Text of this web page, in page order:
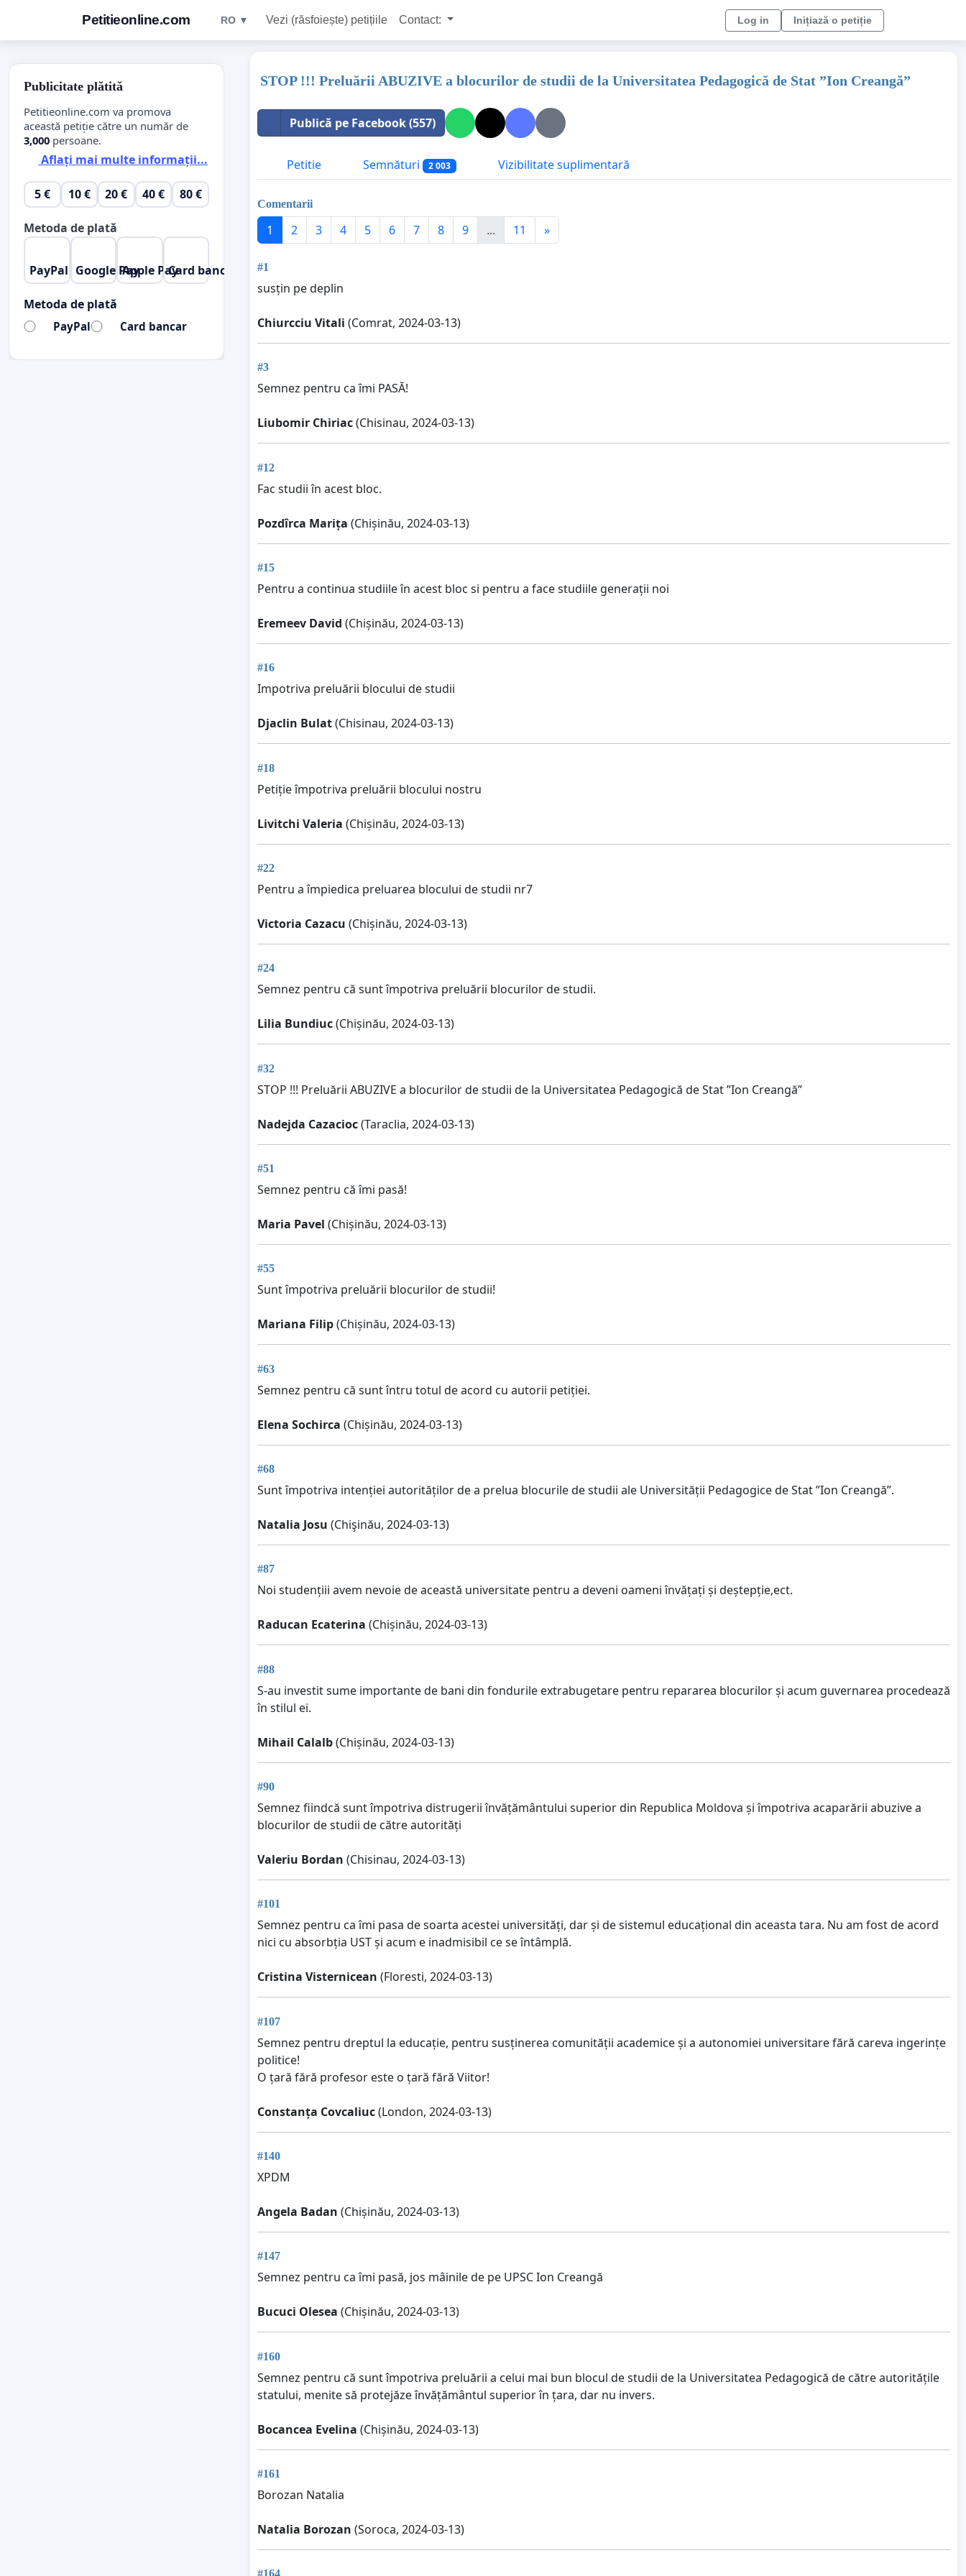
Petitieonline.com RO ▼ Vezi (răsfoiește) petițiile Contact: Log in Inițiază o petiție
STOP !!! Preluării ABUZIVE a blocurilor de studii de la Universitatea Pedagogică de Stat ”Ion Creangă”
Publică pe Facebook (557)
Petitie Semnături 2 003 Vizibilitate suplimentară
Comentarii
1 2 3 4 5 6 7 8 9 ... 11 »
#1
susțin pe deplin
Chiurcciu Vitali (Comrat, 2024-03-13)
#3
Semnez pentru ca îmi PASĂ!
Liubomir Chiriac(Chisinau, 2024-03-13)
#12
Fac studii în acest bloc.
Pozdîrca Marița (Chișinău, 2024-03-13)
#15
Pentru a continua studiile în acest bloc si pentru a face studiile generații noi
Eremeev David (Chișinău, 2024-03-13)
#16
Impotriva preluării blocului de studii
Djaclin Bulat(Chisinau, 2024-03-13)
#18
Petiție împotriva preluării blocului nostru
Livitchi Valeria (Chișinău, 2024-03-13)
#22
Pentru a împiedica preluarea blocului de studii nr7
Victoria Cazacu (Chișinău, 2024-03-13)
#24
Semnez pentru că sunt împotriva preluării blocurilor de studii.
Lilia Bundiuc(Chișinău, 2024-03-13)
#32
STOP !!! Preluării ABUZIVE a blocurilor de studii de la Universitatea Pedagogică de Stat ”Ion Creangă”
Nadejda Cazacioc(Taraclia, 2024-03-13)
#51
Semnez pentru că îmi pasă!
Maria Pavel (Chișinău, 2024-03-13)
#55
Sunt împotriva preluării blocurilor de studii!
Mariana Filip(Chișinău, 2024-03-13)
#63
Semnez pentru că sunt întru totul de acord cu autorii petiției.
Elena Sochirca (Chișinău, 2024-03-13)
#68
Sunt împotriva intenției autorităților de a prelua blocurile de studii ale Universității Pedagogice de Stat ”Ion Creangă”.
Natalia Josu (Chişinău, 2024-03-13)
#87
Noi studențiii avem nevoie de această universitate pentru a deveni oameni învățați și deștepție,ect.
Raducan Ecaterina (Chișinău, 2024-03-13)
#88
S-au investit sume importante de bani din fondurile extrabugetare pentru repararea blocurilor și acum guvernarea procedează
în stilul ei.
Mihail Calalb(Chișinău, 2024-03-13)
#90
Semnez fiindcă sunt împotriva distrugerii învățământului superior din Republica Moldova și împotriva acaparării abuzive a
blocurilor de studii de către autorități
Valeriu Bordan (Chisinau, 2024-03-13)
#101
Semnez pentru ca îmi pasa de soarta acestei universități, dar și de sistemul educațional din aceasta tara. Nu am fost de acord
nici cu absorbția UST și acum e inadmisibil ce se întâmplă.
Cristina Visternicean (Floresti, 2024-03-13)
#107
Semnez pentru dreptul la educație, pentru susținerea comunității academice și a autonomiei universitare fără careva ingerințe
politice!
O țară fără profesor este o țară fără Viitor!
Сonstanța Covcaliuc(London, 2024-03-13)
#140
XPDM
Angela Badan (Chișinău, 2024-03-13)
#147
Semnez pentru ca îmi pasă, jos mâinile de pe UPSC Ion Creangă
Bucuci Olesea (Chișinău, 2024-03-13)
#160
Semnez pentru că sunt împotriva preluării a celui mai bun blocul de studii de la Universitatea Pedagogică de către autoritățile
statului, menite să protejăze învățământul superior în țara, dar nu invers.
Bocancea Evelina (Chișinău, 2024-03-13)
#161
Borozan Natalia
Natalia Borozan (Soroca, 2024-03-13)
Publicitate plătită
Petitieonline.com va promova
această petiție către un număr de
3,000 persoane.
Aflați mai multe informații...
5 € 10 € 20 € 40 € 80 €
Metoda de plată
PayPal Google PayApple PayCard bancar
Metoda de plată
PayPal Card bancar